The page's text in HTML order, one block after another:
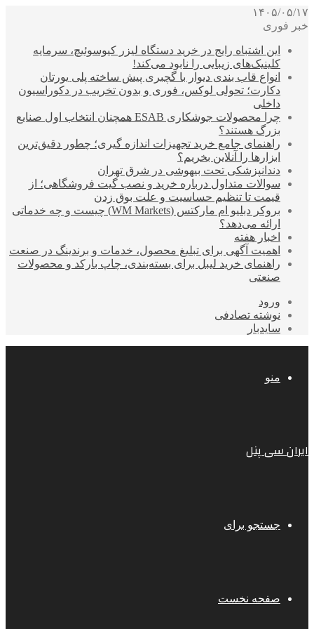
۱۴۰۵/۰۵/۱۷
خبر فوری
این اشتباه رایج در خرید دستگاه لیزر کیوسوئیچ، سرمایه
کلینیک‌های زیبایی را نابود می‌کند!
انواع قاب بندی دیوار با گچبری پیش ساخته پلی یورتان
دکارت؛ تحولی لوکس، فوری و بدون تخریب در دکوراسیون
داخلی
چرا محصولات جوشکاری ESAB همچنان انتخاب اول صنایع
بزرگ هستند؟
راهنمای جامع خرید تجهیزات اندازه گیری؛ چطور دقیق‌ترین
ابزارها را آنلاین بخریم؟
دندانپزشکی تحت بیهوشی در شرق تهران
سوالات متداول درباره خرید و نصب گیت فروشگاهی؛ از
قیمت تا تنظیم حساسیت و علت بوق زدن
بروکر دبلیو ام مارکتس (WM Markets) چیست و چه خدماتی
ارائه می‌دهد؟
اخبار هفته
اهمیت آگهی برای تبلیغ محصول، خدمات و برندینگ در صنعت
راهنمای خرید لیبل برای بسته‌بندی، چاپ بارکد و محصولات
صنعتی
ورود
نوشته تصادفی
سایدبار
منو
ایران سی پنل
جستجو برای
صفحه نخست